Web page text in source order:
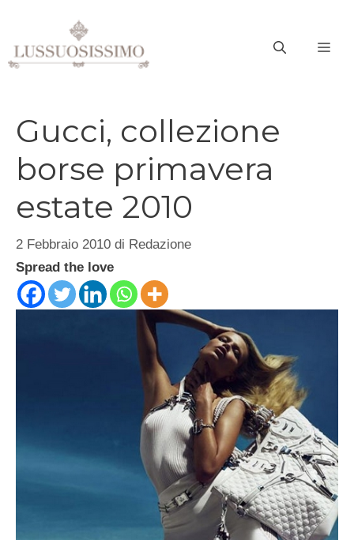
contenuto
Gucci, collezione
borse primavera
estate 2010
2 Febbraio 2010 di Redazione
Spread the love